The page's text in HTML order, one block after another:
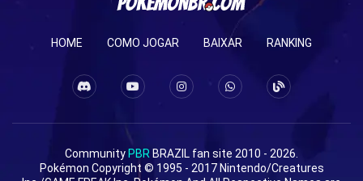
HOME COMO JOGAR BAIXAR RANKING
Community PBR BRAZIL fan site 2010 - 2026.
Pokémon Copyright © 1995 - 2017 Nintendo/Creatures